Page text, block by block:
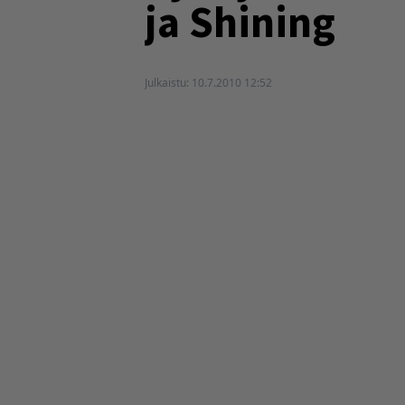
ja Shining
Julkaistu: 10.7.2010 12:52